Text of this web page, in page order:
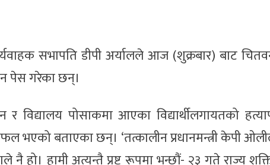
सभापति डीपी अर्यालले आज (शुक्रबार) बाट
पेस गरेका छन्।
विद्यालय पोसाकमा आएका विद्यार्थीलगायतको
भएको बताएका छन्। ‘तत्कालीन प्रधानमन्त्री केपी